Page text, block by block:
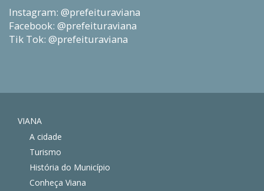
Instagram: @prefeituraviana
Facebook: @prefeituraviana
Tik Tok: @prefeituraviana
VIANA
A cidade
Turismo
História do Município
Conheça Viana